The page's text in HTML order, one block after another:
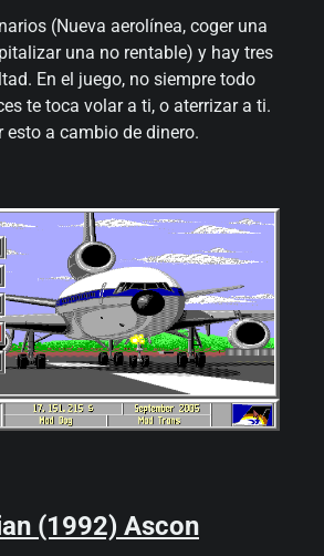
(Nueva aerolínea, coger una
una no rentable) y hay tres
En el juego, no siempre todo
te toca volar a ti, o aterrizar a ti.
esto a cambio de dinero.
(1992) Ascon